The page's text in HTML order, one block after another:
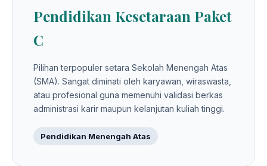
Pendidikan Kesetaraan Paket
C
Pilihan terpopuler setara Sekolah Menengah Atas
(SMA). Sangat diminati oleh karyawan, wiraswasta,
atau profesional guna memenuhi validasi berkas
administrasi karir maupun kelanjutan kuliah tinggi.
Pendidikan Menengah Atas